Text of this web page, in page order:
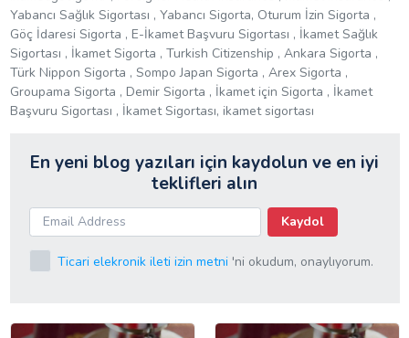
Yabancı Sağlık Sigortası , Yabancı Sigorta, Oturum İzin Sigorta ,
Göç İdaresi Sigorta , E-İkamet Başvuru Sigortası , İkamet Sağlık
Sigortası , İkamet Sigorta , Turkish Citizenship , Ankara Sigorta ,
Türk Nippon Sigorta , Sompo Japan Sigorta , Arex Sigorta ,
Groupama Sigorta , Demir Sigorta , İkamet için Sigorta , İkamet
Başvuru Sigortası , İkamet Sigortası, ikamet sigortası
En yeni blog yazıları için kaydolun ve en iyi
teklifleri alın
Kaydol
Ticari elekronik ileti izin metni 'ni okudum, onaylıyorum.